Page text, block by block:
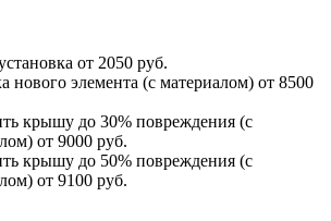
от 2050 руб.
нового элемента (с материалом) от 8500
крышу до 30% повреждения (с
от 9000 руб.
крышу до 50% повреждения (с
от 9100 руб.